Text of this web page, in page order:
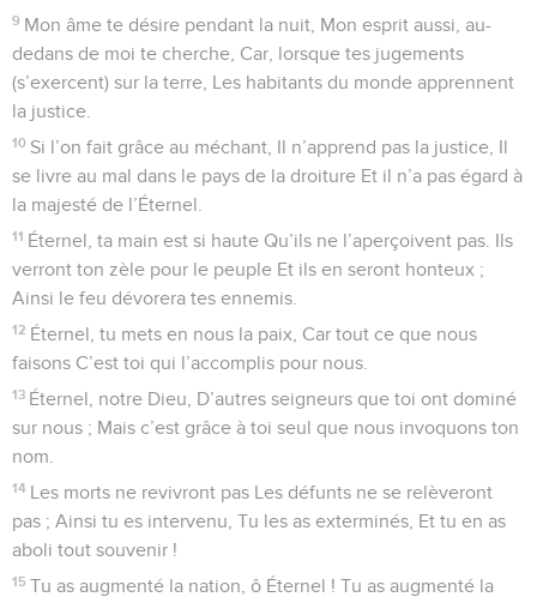
9 Mon âme te désire pendant la nuit, Mon esprit aussi, au-
dedans de moi te cherche, Car, lorsque tes jugements
(s’exercent) sur la terre, Les habitants du monde apprennent
la justice.
10 Si l’on fait grâce au méchant, Il n’apprend pas la justice, Il
se livre au mal dans le pays de la droiture Et il n’a pas égard à
la majesté de l’Éternel.
11 Éternel, ta main est si haute Qu’ils ne l’aperçoivent pas. Ils
verront ton zèle pour le peuple Et ils en seront honteux ;
Ainsi le feu dévorera tes ennemis.
12 Éternel, tu mets en nous la paix, Car tout ce que nous
faisons C’est toi qui l’accomplis pour nous.
13 Éternel, notre Dieu, D’autres seigneurs que toi ont dominé
sur nous ; Mais c’est grâce à toi seul que nous invoquons ton
nom.
14 Les morts ne revivront pas Les défunts ne se relèveront
pas ; Ainsi tu es intervenu, Tu les as exterminés, Et tu en as
aboli tout souvenir !
15 Tu as augmenté la nation, ô Éternel ! Tu as augmenté la